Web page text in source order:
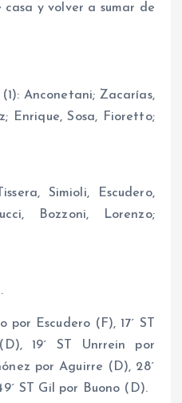
y volver a sumar de
Anconetani; Zacarías,
Enrique, Sosa, Fioretto;
Simioli, Escudero,
Bozzoni, Lorenzo;
por Escudero (F), 17´ ST
19´ ST Unrrein por
por Aguirre (D), 28´
ST Gil por Buono (D).